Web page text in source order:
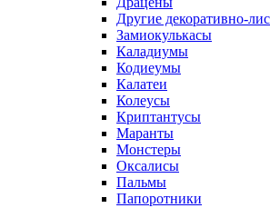
Другие декоративно-
Замиокулькасы
Каладиумы
Кодиеумы
Калатеи
Колеусы
Криптантусы
Маранты
Монстеры
Оксалисы
Пальмы
Папоротники